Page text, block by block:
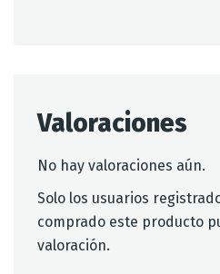
Valoraciones
No hay valoraciones aún.
Solo los usuarios
comprado este producto
valoración.